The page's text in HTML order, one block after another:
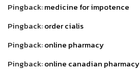
Pingback:medicine for impotence
Pingback:order cialis
Pingback:online pharmacy
Pingback:online canadian pharmacy